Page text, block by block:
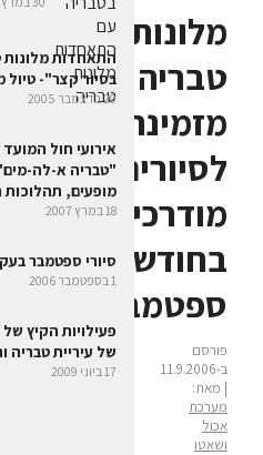
מלונות
טבריה
מזמינה
לסיורים
מודרכים
בחודש
ספטמבר
פורסם
ב-11.9.2006
| מאת:
מערכת
אכול
ושאטו
התאחדות מלונות
בסיור קצר"-
20 בדצמבר 2005
אירועי חול
"טבריה א-לה-מים"
מופעים, תהלוכות
18 במרץ 2007
סיורי ספטמבר
1 בספטמבר 2006
פעילויות הקיץ של
של עיריית טבריה
17 ביוני 2009